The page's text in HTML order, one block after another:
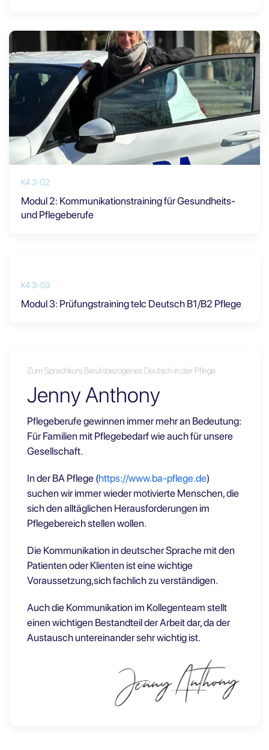
K4.3-02
Modul 2: Kommunikationstraining für Gesundheits-
und Pflegeberufe
K4.3-03
Modul 3: Prüfungstraining telc Deutsch B1/B2 Pflege
Zum Sprachkurs Berufsbezogenes Deutsch in der Pflege
Jenny Anthony
Pflegeberufe gewinnen immer mehr an Bedeutung:
Für Familien mit Pflegebedarf wie auch für unsere
Gesellschaft.
In der BA Pflege (https://www.ba-pflege.de)
suchen wir immer wieder motivierte Menschen, die
sich den alltäglichen Herausforderungen im
Pflegebereich stellen wollen.
Die Kommunikation in deutscher Sprache mit den
Patienten oder Klienten ist eine wichtige
Voraussetzung,sich fachlich zu verständigen.
Auch die Kommunikation im Kollegenteam stellt
einen wichtigen Bestandteil der Arbeit dar, da der
Austausch untereinander sehr wichtig ist.